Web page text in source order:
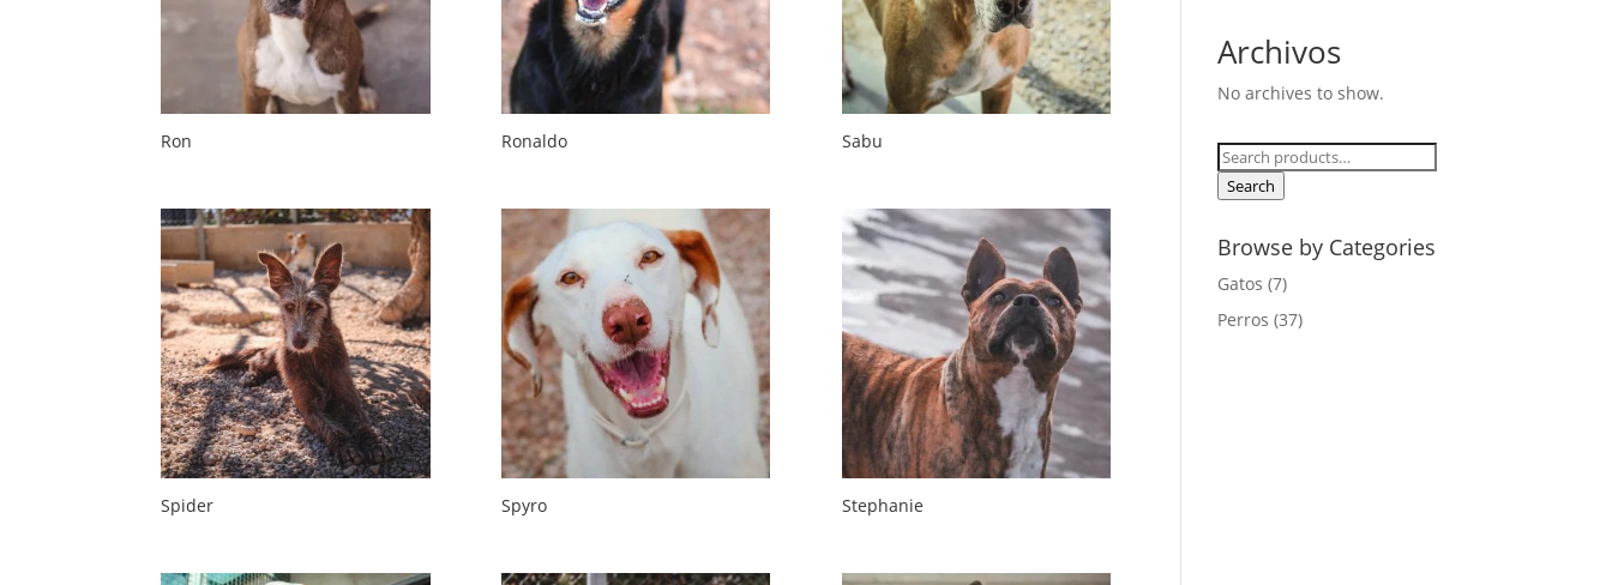
Ron Ronaldo Sabu
Spider Spyro Stephanie
Archivos
No archives to show.
Search
for:
Search
Browse by Categories
Gatos (7)
Perros (37)